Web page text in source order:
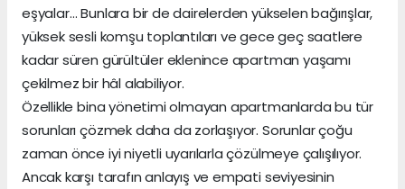
eşyalar… Bunlara bir de dairelerden yükselen bağırışlar,
yüksek sesli komşu toplantıları ve gece geç saatlere
kadar süren gürültüler eklenince apartman yaşamı
çekilmez bir hâl alabiliyor.
Özellikle bina yönetimi olmayan apartmanlarda bu tür
sorunları çözmek daha da zorlaşıyor. Sorunlar çoğu
zaman önce iyi niyetli uyarılarla çözülmeye çalışılıyor.
Ancak karşı tarafın anlayış ve empati seviyesinin